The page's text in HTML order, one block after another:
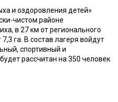
и оздоровления детей»
чистом районе
в 27 км от регионального
га. В состав лагеря войдут
спортивный и
рассчитан на 350 человек